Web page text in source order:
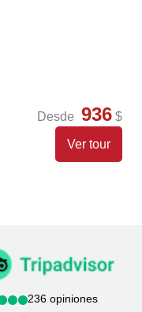
Desde 936 $
Ver tour
236 opiniones